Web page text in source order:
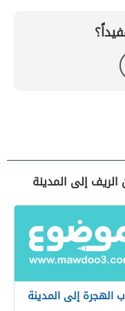
إلى المدينة
الهجرة إلى المدينة